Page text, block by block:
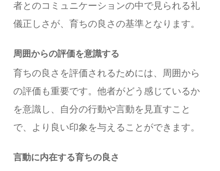
者とのコミュニケーションの中で見られる礼
儀正しさが、育ちの良さの基準となります。
周囲からの評価を意識する
育ちの良さを評価されるためには、周囲から
の評価も重要です。他者がどう感じているか
を意識し、自分の行動や言動を見直すこと
で、より良い印象を与えることができます。
言動に内在する育ちの良さ